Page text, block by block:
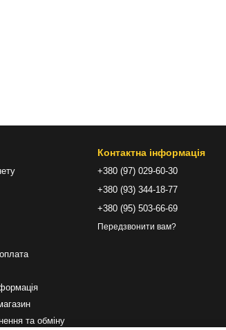
та обміну
Контактна інформація
+380 (97) 029-60-30
+380 (93) 344-18-77
+380 (95) 503-66-69
Передзвонити вам?